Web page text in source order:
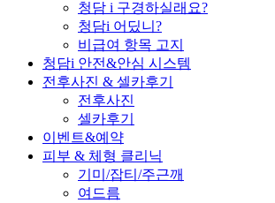
청담 i 구경하실래요?
청담i 어딨니?
비급여 항목 고지
청담i 안전&안심 시스템
전후사진 & 셀카후기
전후사진
셀카후기
이벤트&예약
피부 & 체형 클리닉
기미/잡티/주근깨
여드름